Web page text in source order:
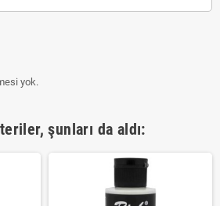
yok.
şunları da aldı: